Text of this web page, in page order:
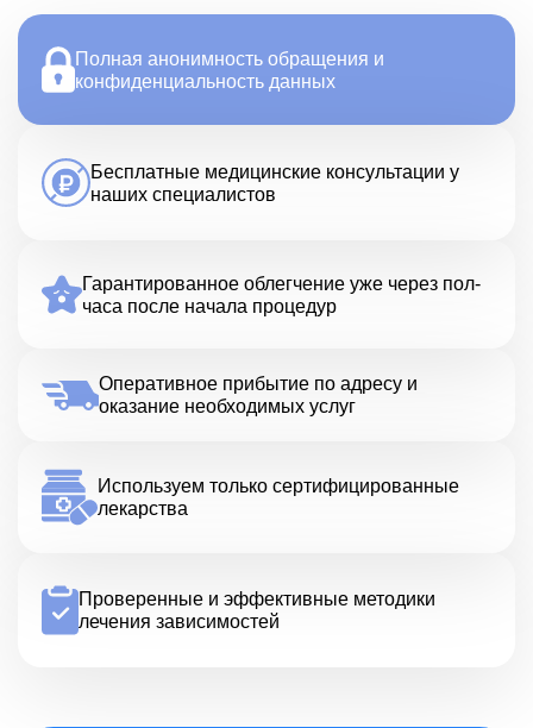
Полная анонимность обращения и
конфиденциальность данных
Бесплатные медицинские консультации у
наших специалистов
Гарантированное облегчение уже через пол-
часа после начала процедур
Оперативное прибытие по адресу и
оказание необходимых услуг
Используем только сертифицированные
лекарства
Проверенные и эффективные методики
лечения зависимостей